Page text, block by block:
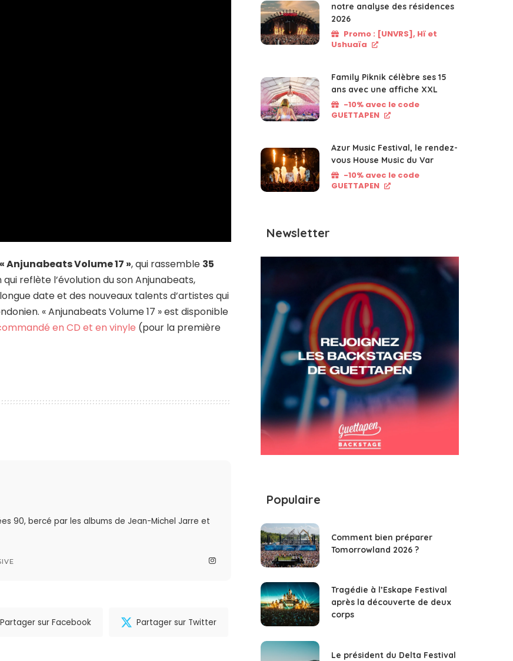
« Anjunabeats Volume 17 », qui rassemble 35
reflète l’évolution du son Anjunabeats,
date et des nouveaux talents d’artistes qui
« Anjunabeats Volume 17 » est disponible
en CD et en vinyle (pour la première
90, bercé par les albums de Jean-Michel Jarre et
Partager sur Facebook Partager sur Twitter
notre analyse des résidences
2026
Promo : [UNVRS], Hï et
Ushuaïa
Family Piknik célèbre ses 15
ans avec une affiche XXL
-10% avec le code
GUETTAPEN
Azur Music Festival, le rendez-
vous House Music du Var
-10% avec le code
GUETTAPEN
Newsletter
Populaire
Comment bien préparer
Tomorrowland 2026 ?
Tragédie à l’Eskape Festival
après la découverte de deux
corps
Le président du Delta Festival